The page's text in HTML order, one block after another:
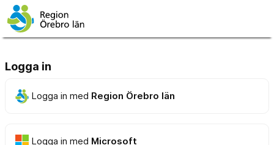
Logga in
Logga in med Region Örebro län
Logga in med Microsoft